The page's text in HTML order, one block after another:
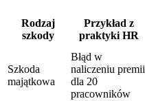
Rodzaj
szkody
Przykład z
praktyki HR
Szkoda
majątkowa
Błąd w
naliczeniu premii
dla 20
pracowników